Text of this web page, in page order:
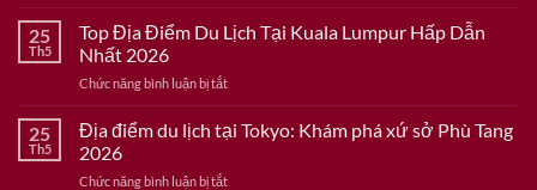
Bắc
Dẫn
2026
Điểm
Du
Tại
Hấp
25
Th5
Top Địa Điểm Du Lịch Tại Kuala Lumpur Hấp Dẫn
Nhất 2026
Chức năng bình luận bị tắtở
Địa
Điểm
Lịch
25
Th5
Địa điểm du lịch tại Tokyo: Khám phá xứ sở Phù Tang
2026
Chức năng bình luận bị tắtở